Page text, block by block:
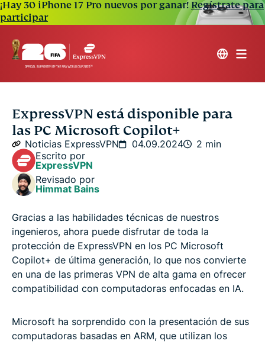
¡Hay 30 iPhone 17 Pro nuevos por ganar!Regístrate para
participar
ExpressVPN está disponible para
las PC Microsoft Copilot+
Noticias ExpressVPN 04.09.2024
2 min
Escrito por
ExpressVPN
Revisado por
Himmat Bains
Gracias a las habilidades técnicas de nuestros
ingenieros, ahora puede disfrutar de toda la
protección de ExpressVPN en los PC Microsoft
Copilot+ de última generación, lo que nos convierte
en una de las primeras VPN de alta gama en ofrecer
compatibilidad con computadoras enfocadas en IA.
Microsoft ha sorprendido con la presentación de sus
computadoras basadas en ARM, que utilizan los